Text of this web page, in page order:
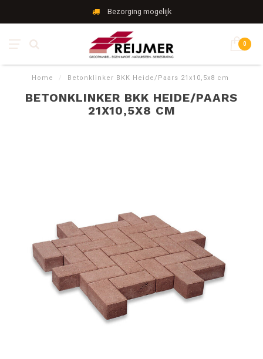
Bezorging mogelijk
0
Home / Betonklinker BKK Heide/Paars 21x10,5x8 cm
BETONKLINKER BKK HEIDE/PAARS
21X10,5X8 CM